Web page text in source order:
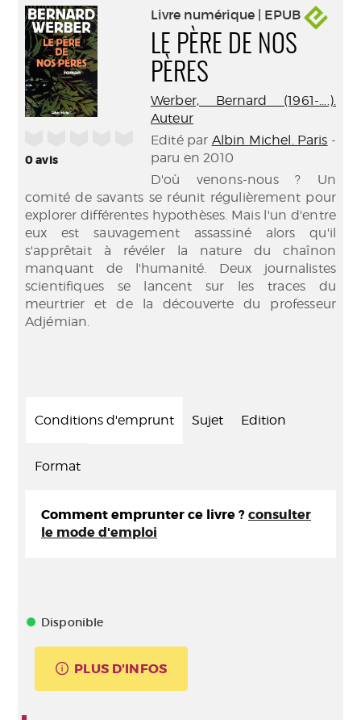
0avis
Livre numérique | EPUB
LE PÈRE DE NOS
PÈRES
Werber, Bernard (1961-....).
Auteur
Edité par Albin Michel. Paris -
paru en 2010
D'où venons-nous ? Un
comité de savants se réunit régulièrement pour
explorer différentes hypothèses. Mais l'un d'entre
eux est sauvagement assassiné alors qu'il
s'apprêtait à révéler la nature du chaînon
manquant de l'humanité. Deux journalistes
scientifiques se lancent sur les traces du
meurtrier et de la découverte du professeur
Adjémian.
Conditions d'emprunt Sujet Edition
Format
Comment emprunter ce livre ? consulter
le mode d'emploi
Disponible
PLUS D'INFOS